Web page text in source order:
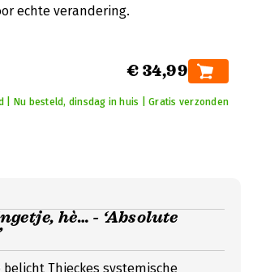
echte verandering.
€ 34,99
| Nu besteld, dinsdag in huis | Gratis verzonden
hè… - ‘Absolute
belicht Thieckes systemische